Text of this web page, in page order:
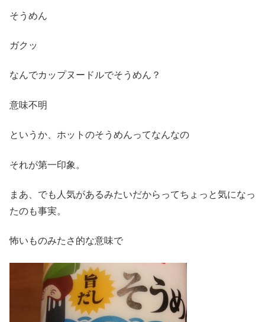
そうめん
ガクッ
なんでカップヌードルでそうめん？
意味不明
というか、ホットのそうめんってなんなの
それが第一印象。
まあ、でも人気があるみたいだからってちょっと気になっ
たのも事実。
怖いものみたさ的な意味で